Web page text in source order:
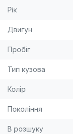
установлено: -
обслуживание
Рік
Двигун
Пробіг
Тип кузова
Колір
Покоління
В розшуку